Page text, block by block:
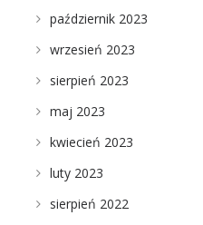
październik 2023
wrzesień 2023
sierpień 2023
maj 2023
kwiecień 2023
luty 2023
sierpień 2022